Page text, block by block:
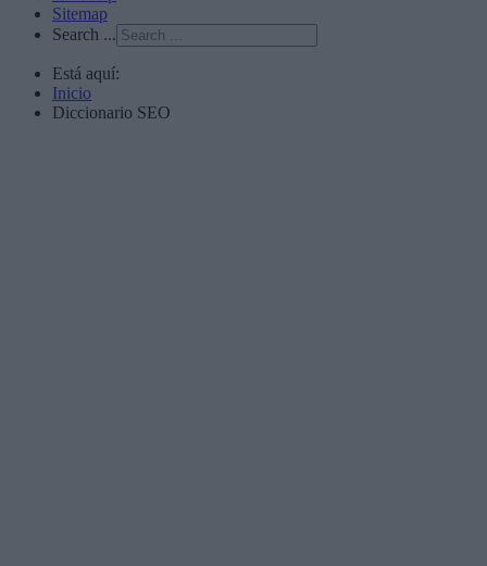
Sitemap
Search ...
Está aquí:
Inicio
Diccionario SEO